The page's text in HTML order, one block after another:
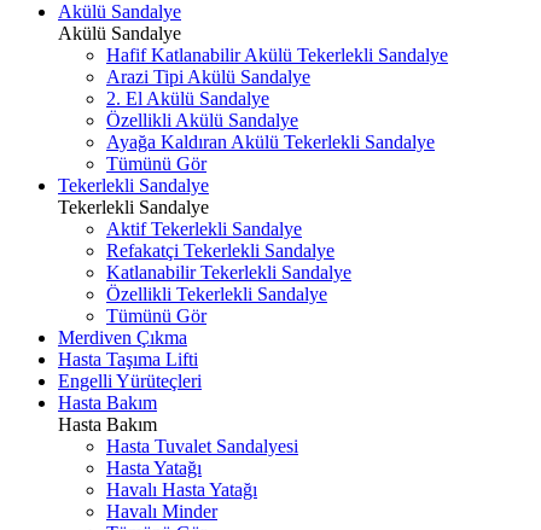
Akülü Sandalye
Akülü Sandalye
Hafif Katlanabilir Akülü Tekerlekli Sandalye
Arazi Tipi Akülü Sandalye
2. El Akülü Sandalye
Özellikli Akülü Sandalye
Ayağa Kaldıran Akülü Tekerlekli Sandalye
Tümünü Gör
Tekerlekli Sandalye
Tekerlekli Sandalye
Aktif Tekerlekli Sandalye
Refakatçi Tekerlekli Sandalye
Katlanabilir Tekerlekli Sandalye
Özellikli Tekerlekli Sandalye
Tümünü Gör
Merdiven Çıkma
Hasta Taşıma Lifti
Engelli Yürüteçleri
Hasta Bakım
Hasta Bakım
Hasta Tuvalet Sandalyesi
Hasta Yatağı
Havalı Hasta Yatağı
Havalı Minder